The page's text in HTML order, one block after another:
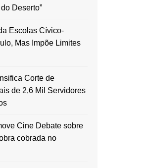
Deserto”
Escolas Cívico-
Mas Impõe Limites
Corte de
de 2,6 Mil Servidores
Cine Debate sobre
cobrada no